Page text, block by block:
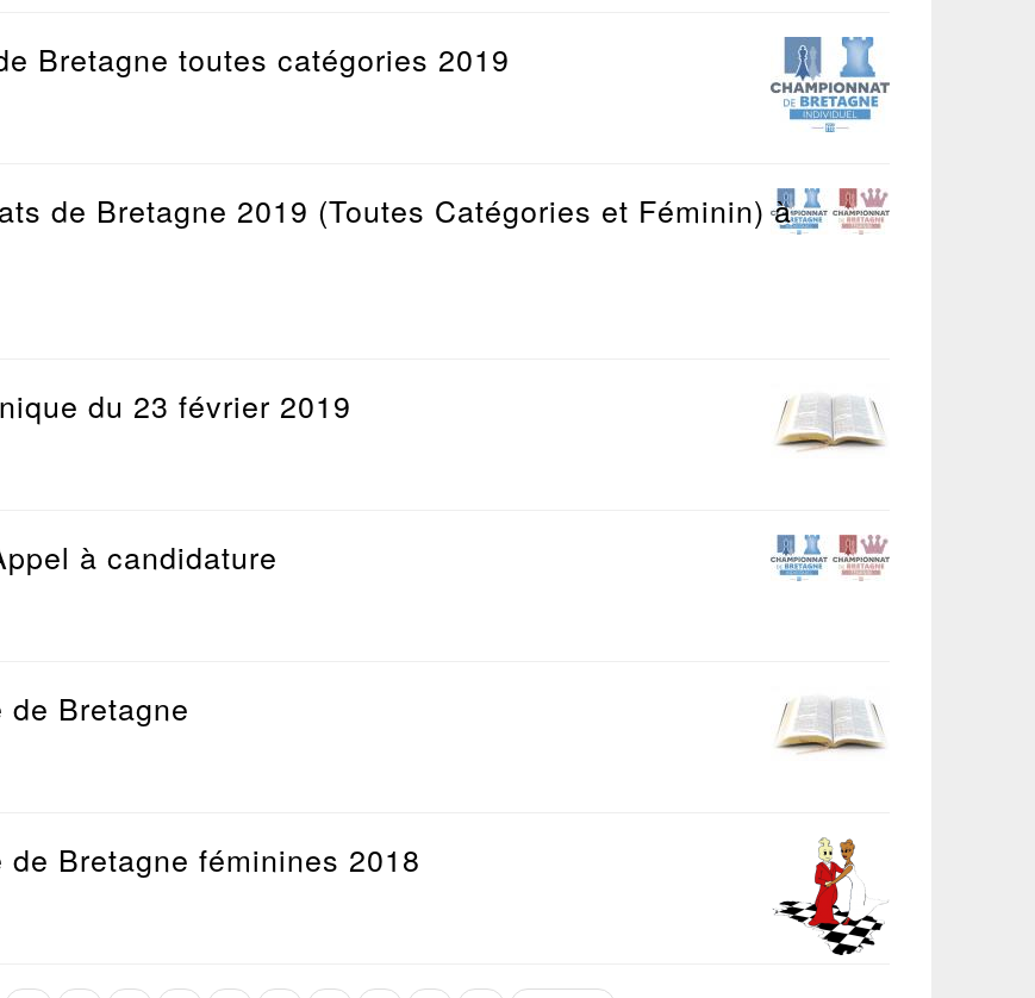
Bretagne toutes catégories 2019
de Bretagne 2019 (Toutes Catégories et Féminin) à
du 23 février 2019
à candidature
Bretagne
Bretagne féminines 2018